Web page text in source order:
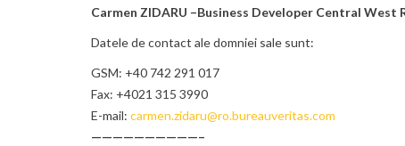
Carmen ZIDARU –Business Developer Central West
Datele de contact ale domniei sale sunt:
GSM: +40 742 291 017
Fax: +4021 315 3990
E-mail: carmen.zidaru@ro.bureauveritas.com
——————————–